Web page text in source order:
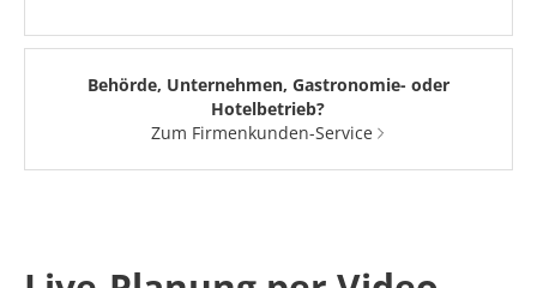
Behörde, Unternehmen, Gastronomie- oder
Hotelbetrieb?
Zum Firmenkunden-Service